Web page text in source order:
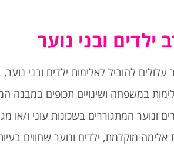
ובני נוער
עלולים להוביל לאלימות ילדים ובני
במשפחה ושינויים תכופים במבנה
ונוער המתגוררים בשכונות עוני ו/או
מוקדמת, ילדים ונוער שחווים